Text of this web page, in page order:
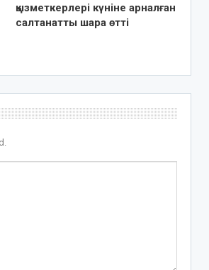
қызметкерлері күніне арналған
салтанатты шара өтті